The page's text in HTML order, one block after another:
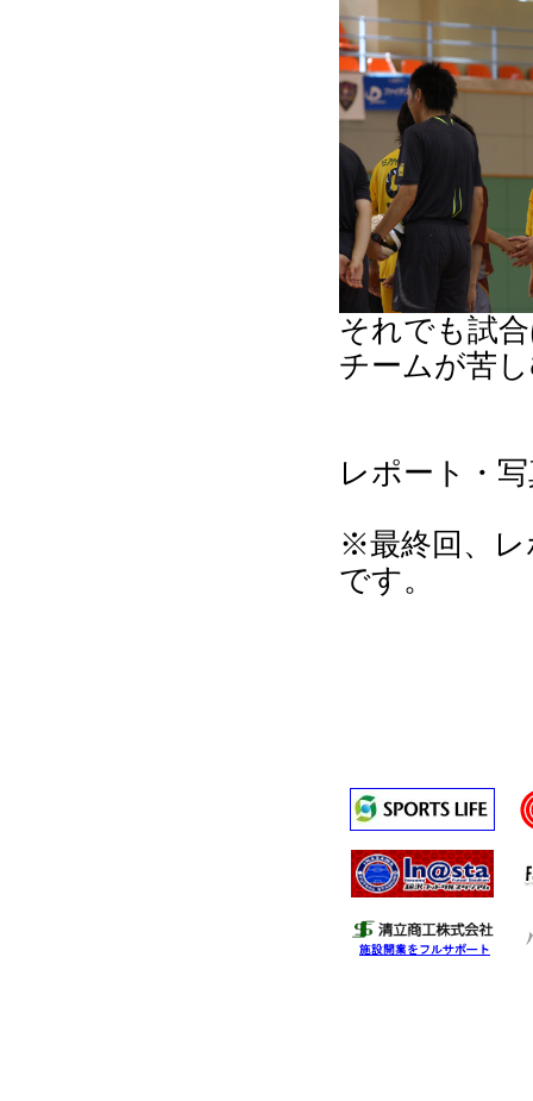
それでも試
チームが苦
レポート・
※最終回、レ
です。